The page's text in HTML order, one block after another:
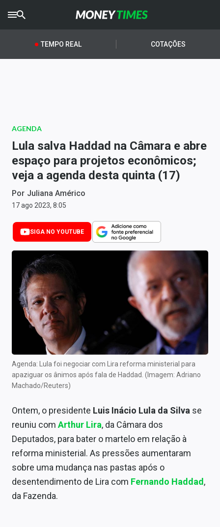
CRYPTOTIMES
AGROTIMES
Newsletters
Anuncie
Últimas Notícias
Newsletters
Cotações
Comprar ou vender?
Carteiras Recomendadas
Central de Dividendos
Central de Fundos Imobiliários
Central dos IPOs
Renda Fixa
Mercados
Economia
Empresas
Brasil
TEMPO REAL COTAÇÕES
AGENDA
Lula salva Haddad na Câmara e abre
espaço para projetos econômicos;
veja a agenda desta quinta (17)
Por Juliana Américo
17 ago 2023, 8:05
SIGA NO YOUTUBE
Agenda: Lula foi negociar com Lira reforma ministerial para
apaziguar os ânimos após fala de Haddad. (Imagem: Adriano
Machado/Reuters)
Ontem, o presidente Luis Inácio Lula da Silva se
reuniu comArthur Lira, da Câmara dos
Deputados, para bater o martelo em relação à
reforma ministerial. As pressões aumentaram
sobre uma mudança nas pastas após o
desentendimento de Lira com Fernando Haddad,
da Fazenda.